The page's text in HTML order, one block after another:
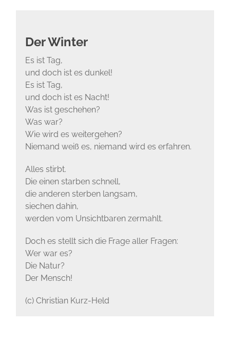
Der Winter
Es ist Tag,
und doch ist es dunkel!
Es ist Tag,
und doch ist es Nacht!
Was ist geschehen?
Was war?
Wie wird es weitergehen?
Niemand weiß es, niemand wird es erfahren.
Alles stirbt.
Die einen starben schnell,
die anderen sterben langsam,
siechen dahin,
werden vom Unsichtbaren zermahlt.
Doch es stellt sich die Frage aller Fragen:
Wer war es?
Die Natur?
Der Mensch!
(c) Christian Kurz-Held